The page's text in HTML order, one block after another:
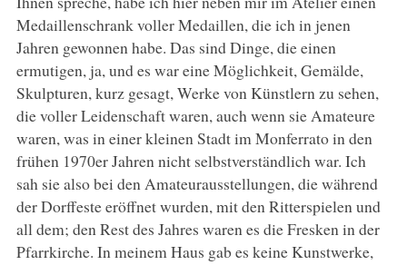
Medaillenschrank voller Medaillen, die ich in jenen
Jahren gewonnen habe. Das sind Dinge, die einen
ermutigen, ja, und es war eine Möglichkeit, Gemälde,
Skulpturen, kurz gesagt, Werke von Künstlern zu sehen,
die voller Leidenschaft waren, auch wenn sie Amateure
waren, was in einer kleinen Stadt im Monferrato in den
frühen 1970er Jahren nicht selbstverständlich war. Ich
sah sie also bei den Amateurausstellungen, die während
der Dorffeste eröffnet wurden, mit den Ritterspielen und
all dem; den Rest des Jahres waren es die Fresken in der
Pfarrkirche. In meinem Haus gab es keine Kunstwerke,